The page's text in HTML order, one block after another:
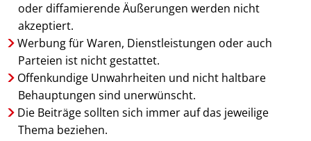
oder diffamierende Äußerungen werden nicht
akzeptiert.
Werbung für Waren, Dienstleistungen oder auch
Parteien ist nicht gestattet.
Offenkundige Unwahrheiten und nicht haltbare
Behauptungen sind unerwünscht.
Die Beiträge sollten sich immer auf das jeweilige
Thema beziehen.